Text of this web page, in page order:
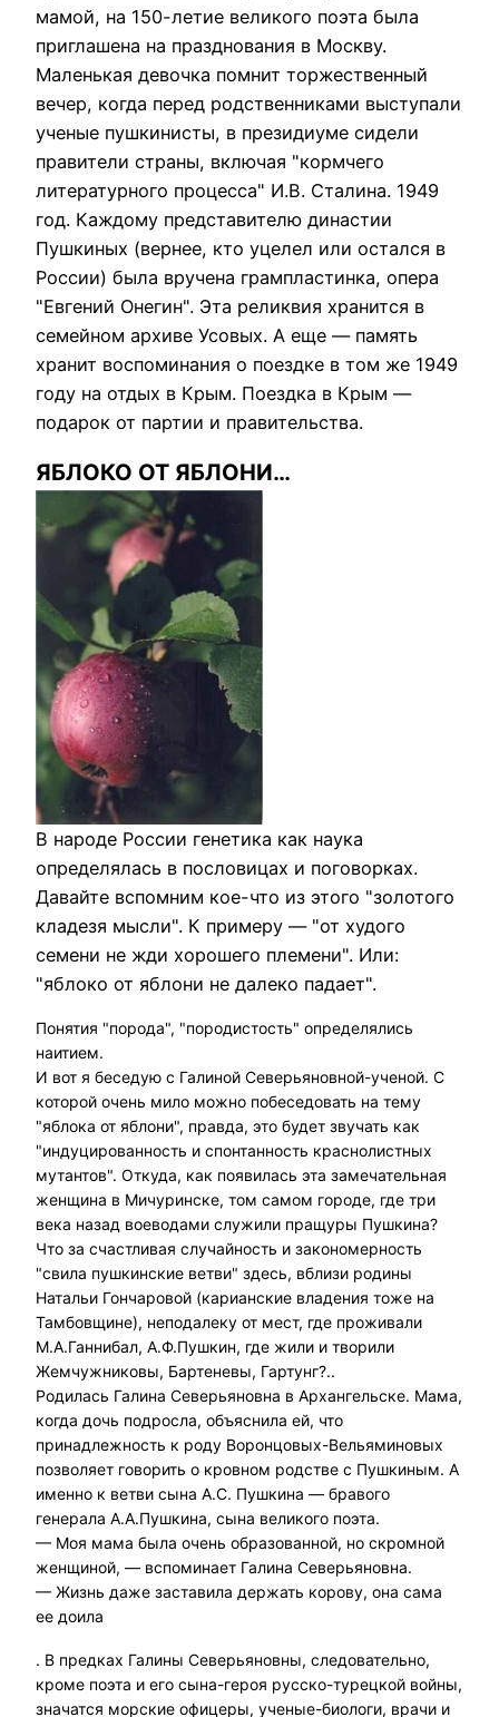
мамой, на 150-летие великого поэта была
приглашена на празднования в Москву.
Маленькая девочка помнит торжественный
вечер, когда перед родственниками выступали
ученые пушкинисты, в президиуме сидели
правители страны, включая "кормчего
литературного процесса" И.В. Сталина. 1949
год. Каждому представителю династии
Пушкиных (вернее, кто уцелел или остался в
России) была вручена грампластинка, опера
"Евгений Онегин". Эта реликвия хранится в
семейном архиве Усовых. А еще — память
хранит воспоминания о поездке в том же 1949
году на отдых в Крым. Поездка в Крым —
подарок от партии и правительства.
ЯБЛОКО ОТ ЯБЛОНИ…
В народе России генетика как наука
определялась в пословицах и поговорках.
Давайте вспомним кое-что из этого "золотого
кладезя мысли". К примеру — "от худого
семени не жди хорошего племени". Или:
"яблоко от яблони не далеко падает".
Понятия "порода", "породистость" определялись
наитием.
И вот я беседую с Галиной Северьяновной-ученой. С
которой очень мило можно побеседовать на тему
"яблока от яблони", правда, это будет звучать как
"индуцированность и спонтанность краснолистных
мутантов". Откуда, как появилась эта замечательная
женщина в Мичуринске, том самом городе, где три
века назад воеводами служили пращуры Пушкина?
Что за счастливая случайность и закономерность
"свила пушкинские ветви" здесь, вблизи родины
Натальи Гончаровой (карианские владения тоже на
Тамбовщине), неподалеку от мест, где проживали
М.А.Ганнибал, А.Ф.Пушкин, где жили и творили
Жемчужниковы, Бартеневы, Гартунг?..
Родилась Галина Северьяновна в Архангельске. Мама,
когда дочь подросла, объяснила ей, что
принадлежность к роду Воронцовых-Вельяминовых
позволяет говорить о кровном родстве с Пушкиным. А
именно к ветви сына А.С. Пушкина — бравого
генерала А.А.Пушкина, сына великого поэта.
— Моя мама была очень образованной, но скромной
женщиной, — вспоминает Галина Северьяновна.
— Жизнь даже заставила держать корову, она сама
ее доила
. В предках Галины Северьяновны, следовательно,
кроме поэта и его сына-героя русско-турецкой войны,
значатся морские офицеры, ученые-биологи, врачи и